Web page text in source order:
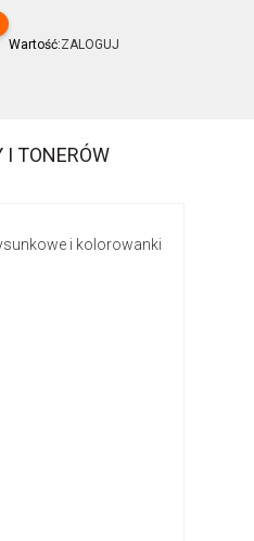
Wartość:ZALOGUJ
I TONERÓW
i kolorowanki